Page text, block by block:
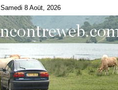
Samedi 8 Aoüt, 2026